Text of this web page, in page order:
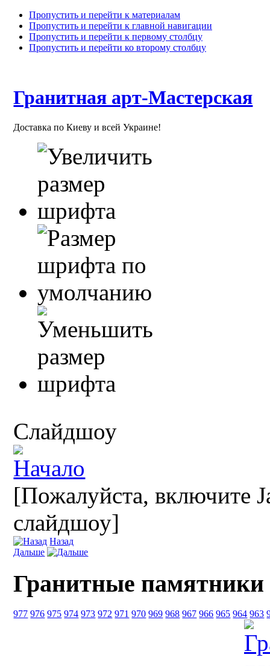
Пропустить и перейти к материалам
Пропустить и перейти к главной навигации
Пропустить и перейти к первому столбцу
Пропустить и перейти ко второму столбцу
Гранитная арт-Мастерская
Доставка по Киеву и всей Украине!
Слайдшоу
[Пожалуйста, включите
слайдшоу]
Назад
Дальше
Гранитные памятники
977 976 975 974 973 972 971 970 969 968 967 966 965 964 963